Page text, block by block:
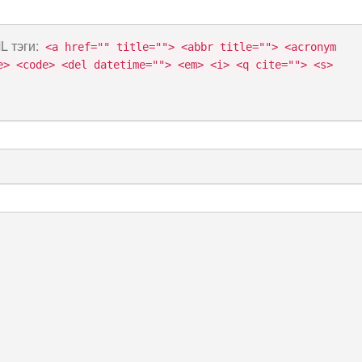
тэги: <a href="" title=""> <abbr title=""> <acronym
<del datetime=""> <em> <i> <q cite=""> <s>